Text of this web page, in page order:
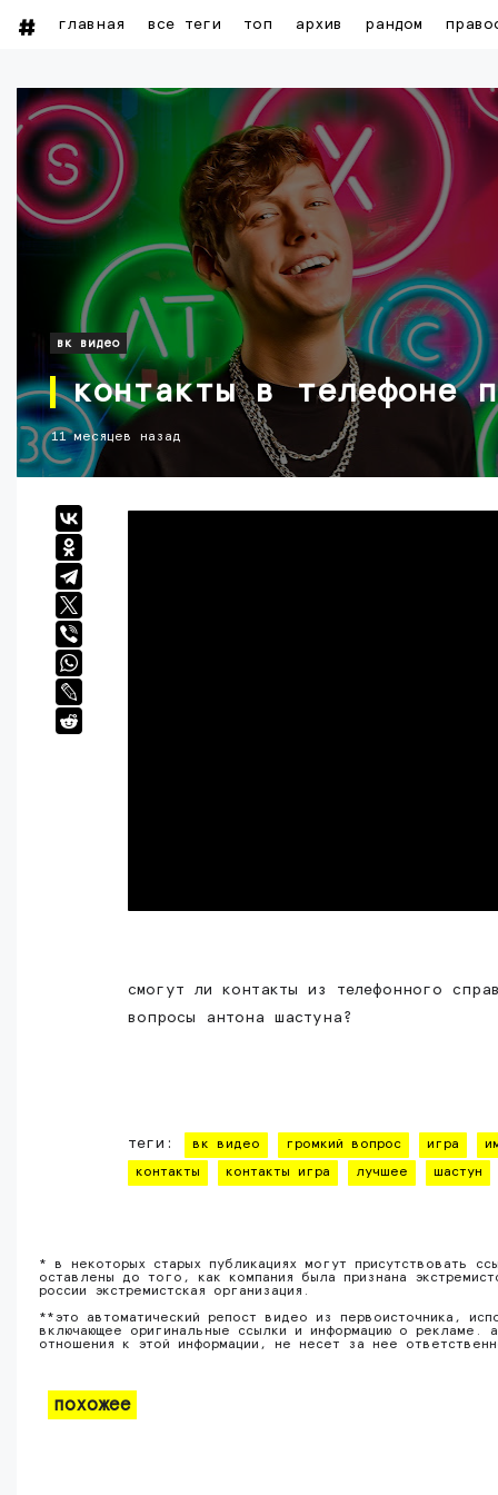
главная все теги топ архив рандом
вк видео
контакты в телефоне
11 месяцев назад
смогут ли контакты из телефонного
вопросы антона шастуна?
теги: вк видео громкий вопрос игра
контакты контакты игра лучшее шастун
* в некоторых старых публикациях могут присутствовать
оставлены до того, как компания была признана
россии экстремистская организация.
**это автоматический репост видео из первоисточника,
включающее оригинальные ссылки и информацию о рекламе.
отношения к этой информации, не несет за нее
похожее